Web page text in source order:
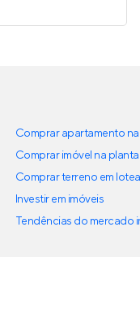
Comprar apartamento
Comprar imóvel na planta
Comprar terreno em
Investir em imóveis
Tendências do mercado